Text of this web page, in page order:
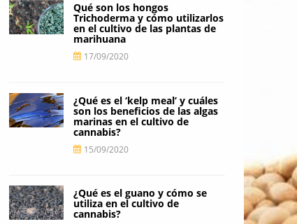
Qué son los hongos
Trichoderma y cómo utilizarlos
en el cultivo de las plantas de
marihuana
17/09/2020
¿Qué es el ‘kelp meal’ y cuáles
son los beneficios de las algas
marinas en el cultivo de
cannabis?
15/09/2020
¿Qué es el guano y cómo se
utiliza en el cultivo de
cannabis?